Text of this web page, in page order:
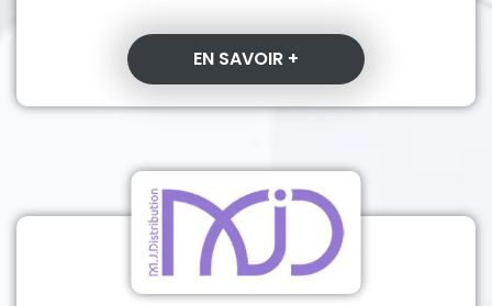
EN SAVOIR +